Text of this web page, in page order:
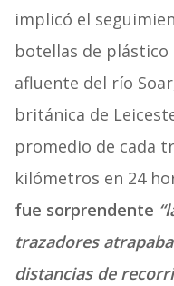
implicó el
botellas de
afluente del río
británica de
promedio de cada
kilómetros en 24
fue sorprendente
trazadores
distancias de